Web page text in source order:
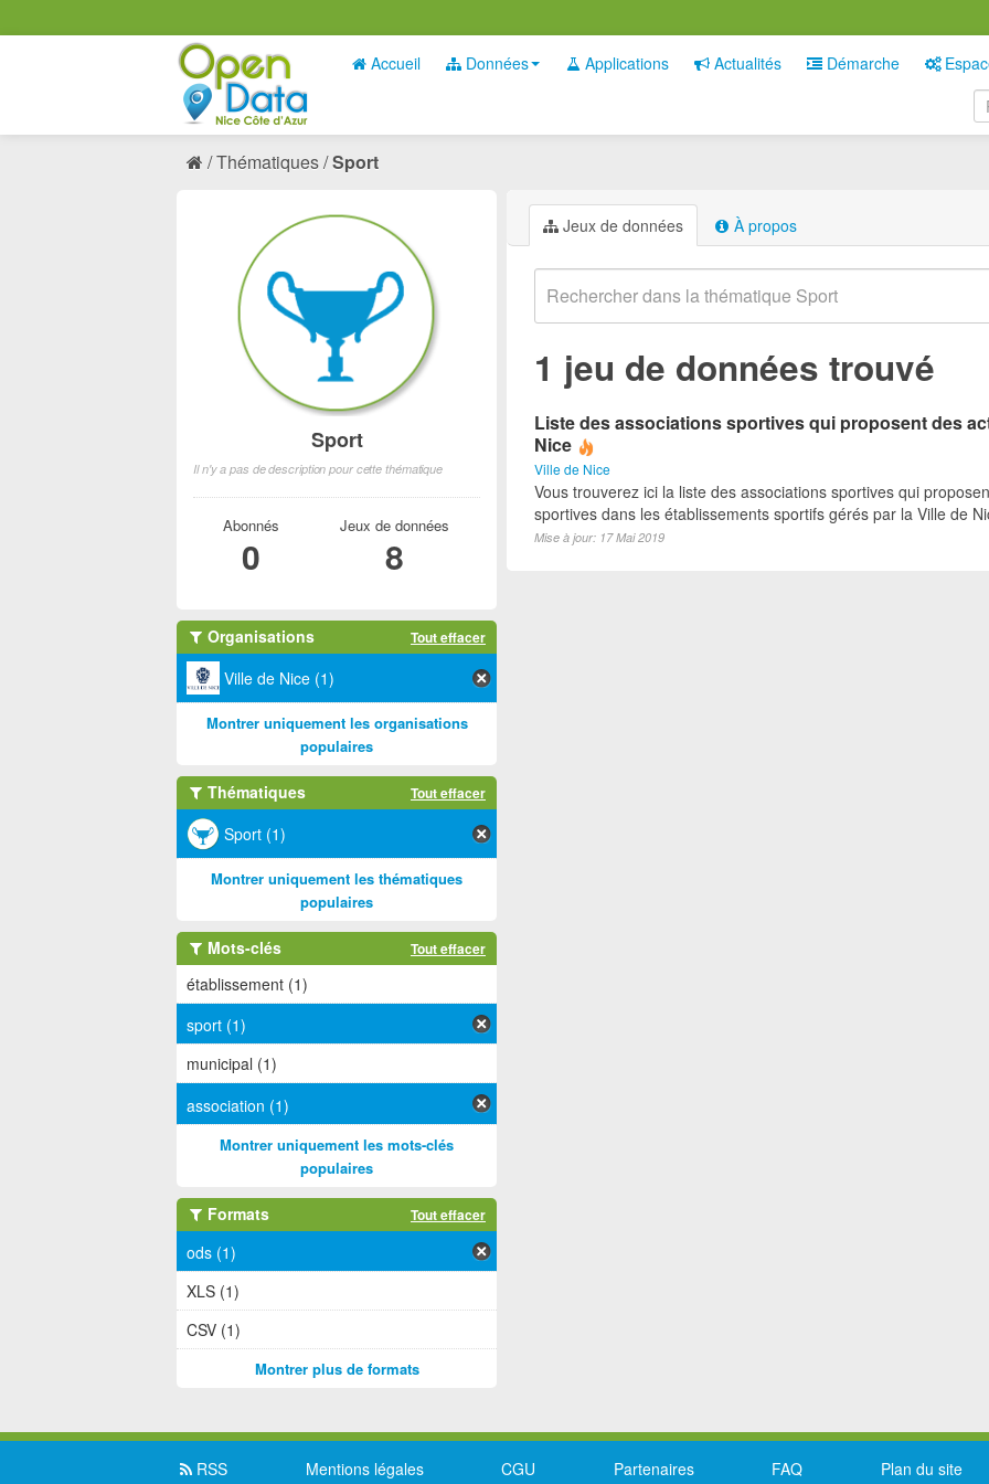
Accueil Données Applications Actualités Démarche
Thématiques Sport
Jeux de données À propos
1 jeu de données trouvé
Liste des associations sportives qui proposent des
Nice
Ville de Nice
Vous trouverez ici la liste des associations sportives qui
sportives dans les établissements sportifs gérés par la Ville de
Mise à jour: 17 Mai 2019
Sport
Il n'y a pas de description pour cette thématique
Abonnés
0
Jeux de données
8
Organisations Tout effacer
Ville de Nice (1)
Montrer uniquement les organisations
populaires
Thématiques Tout effacer
Sport (1)
Montrer uniquement les thématiques
populaires
Mots-clés Tout effacer
établissement (1)
sport (1)
municipal (1)
association (1)
Montrer uniquement les mots-clés
populaires
Formats Tout effacer
ods (1)
XLS (1)
CSV (1)
Montrer plus de formats
RSS Mentions légales CGU Partenaires FAQ Plan du site